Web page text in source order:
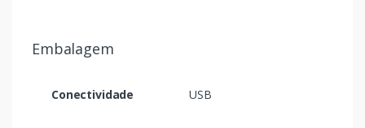
Embalagem
Conectividade USB